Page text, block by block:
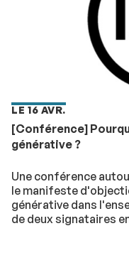
LE 16 AVR.
[Conférence]
générative ?
Une conférence
le manifeste
générative dans
de deux signataires